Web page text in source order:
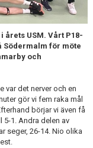
årets USM. Vårt P18-
Södermalm för möte
och
var det nerver och en
gör vi fem raka mål
börjar vi även få
5-1 . Andra delen av
seger, 26-14. Nio olika